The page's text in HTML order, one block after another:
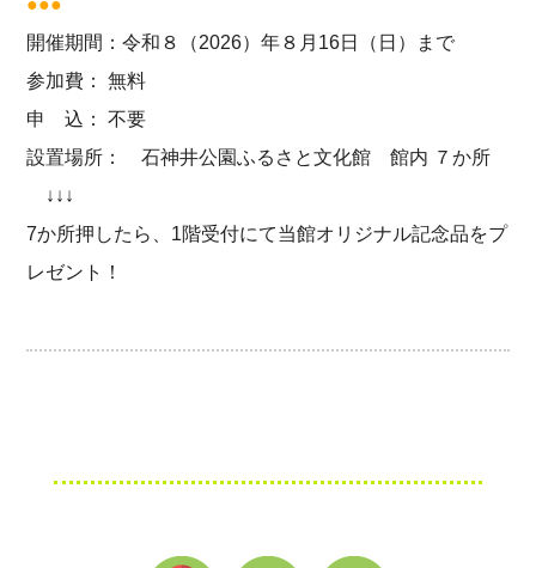
開催期間：令和８（2026）年８月16日（日）まで
参加費： 無料
申 込： 不要
設置場所： 石神井公園ふるさと文化館 館内 ７か所
↓↓↓
7か所押したら、1階受付にて当館オリジナル記念品をプ
レゼント！